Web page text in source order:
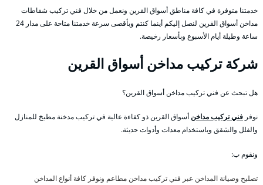
خدمتنا متوفرة في كافة مناطق أسواق القرين ونعمل من خلال فني تركيب شفاطات
مداخن أسواق القرين لنصل إليكم أينما كنتم وبأقصى سرعة خدمتنا متاحة على مدار 24
ساعة وطيلة أيام الأسبوع وبأسعار رخيصة.
شركة تركيب مداخن أسواق القرين
هل تبحث عن فني تركيب مداخن أسواق القرين؟
نوفر فني تركيب مداخنأسواق القرين ذو كفاءة عالية في تركيب مدخنة مطبخ للمنازل
والفلل والشقق وباستخدام معدات وأدوات حديثة.
ونقوم ب:
تصليح وصيانة المداخن عبر فني تركيب مداخن مطاعم ونوفر كافة أنواع المداخن